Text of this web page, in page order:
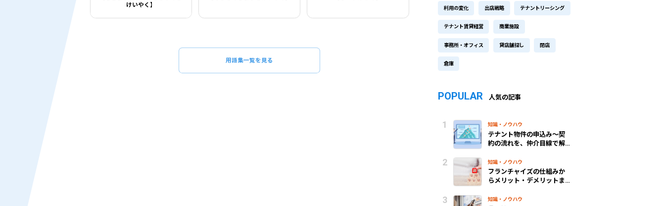
けいやく】
用語集一覧を見る
利用の変化 出店戦略 テナントリーシング
テナント賃貸経営 商業施設
事務所・オフィス 貸店舗探し 閉店
倉庫
POPULAR 人気の記事
知識・ノウハウ
テナント物件の申込み～契
約の流れを、仲介目線で解
知識・ノウハウ
フランチャイズの仕組みか
らメリット・デメリットま
知識・ノウハウ